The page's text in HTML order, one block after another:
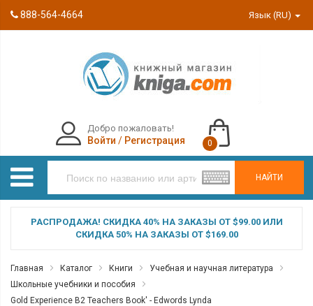
888-564-4664 Язык (RU)
НАЙТИ
Добро пожаловать!
Войти / Регистрация 0
РАСПРОДАЖА! СКИДКА 40% НА ЗАКАЗЫ ОТ $99.00 ИЛИ
СКИДКА 50% НА ЗАКАЗЫ ОТ $169.00
Главная Каталог Книги
Учебная и научная литература
Школьные учебники и пособия
Gold Experience B2 Teachers Book' - Edwords Lynda